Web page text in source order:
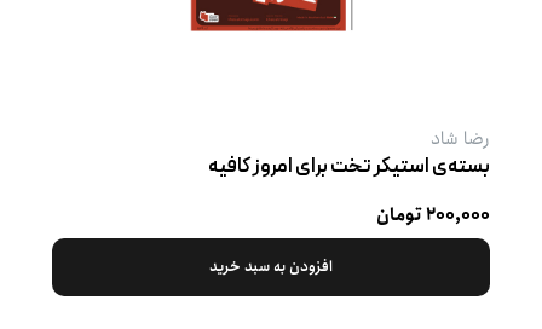
رضا شاد
بسته‌ی استیکر تخت برای امروز کافیه
۲۰۰,۰۰۰ تومان
افزودن به سبد خرید